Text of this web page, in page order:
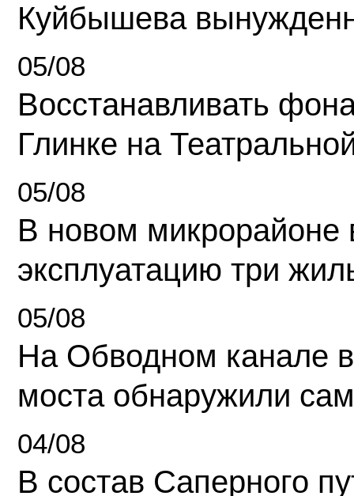
Куйбышева
05/08
Восстанавливать
Глинке на
05/08
В новом микрорайоне
эксплуатацию три
05/08
На Обводном канале
моста обнаружили
04/08
В состав Саперного